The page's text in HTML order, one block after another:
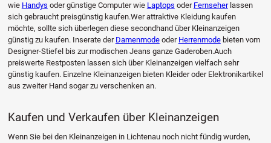
wie Handys oder günstige Computer wie Laptops oder Fernseherlassen
sich gebraucht preisgünstig kaufen.Wer attraktive Kleidung kaufen
möchte, sollte sich überlegen diese secondhand über Kleinanzeigen
günstig zu kaufen. Inserate der Damenmodeoder Herrenmodebieten vom
Designer-Stiefel bis zur modischen Jeans ganze Gaderoben.Auch
preiswerte Restposten lassen sich über Kleinanzeigen vielfach sehr
günstig kaufen. Einzelne Kleinanzeigen bieten Kleider oder Elektronikartikel
aus zweiter Hand sogar zu verschenken an.
Kaufen und Verkaufen über Kleinanzeigen
Wenn Sie bei den Kleinanzeigen in Lichtenau noch nicht fündig wurden,